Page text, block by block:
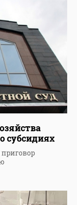
субсидиях